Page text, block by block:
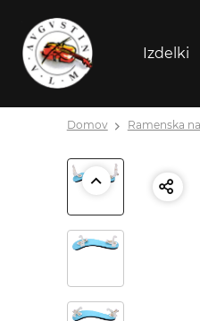
Izdelki
Domov Ramenska